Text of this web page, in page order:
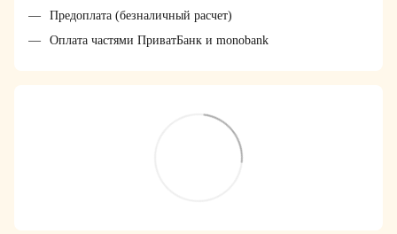
Предоплата (безналичный расчет)
Оплата частями ПриватБанк и monobank